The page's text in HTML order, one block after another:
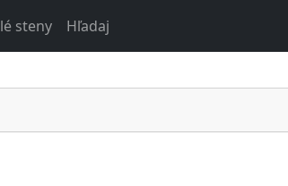
steny Hľadaj